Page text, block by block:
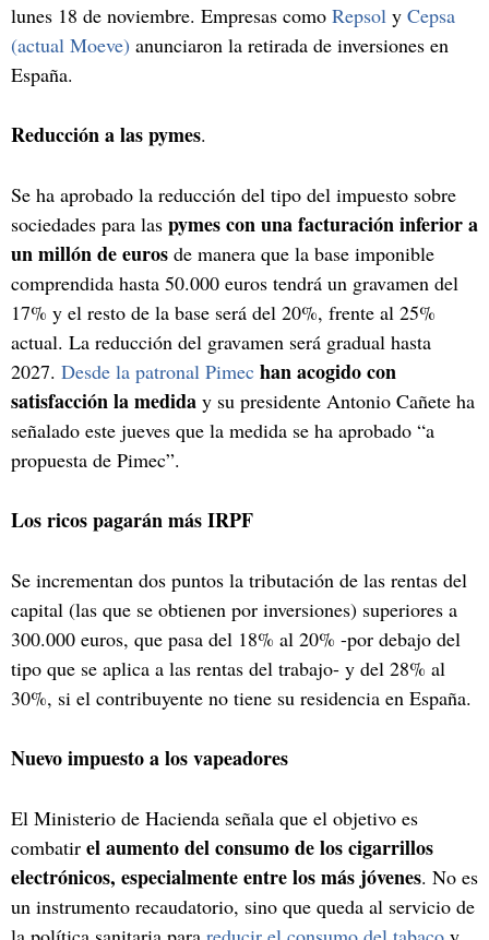
lunes 18 de noviembre. Empresas como Repsol y Cepsa
(actual Moeve) anunciaron la retirada de inversiones en
España.
Reducción a las pymes.
Se ha aprobado la reducción del tipo del impuesto sobre
sociedades para las pymes con una facturación inferior a
un millón de euros de manera que la base imponible
comprendida hasta 50.000 euros tendrá un gravamen del
17% y el resto de la base será del 20%, frente al 25%
actual. La reducción del gravamen será gradual hasta
2027. Desde la patronal Pimec han acogido con
satisfacción la medida y su presidente Antonio Cañete ha
señalado este jueves que la medida se ha aprobado “a
propuesta de Pimec”.
Los ricos pagarán más IRPF
Se incrementan dos puntos la tributación de las rentas del
capital (las que se obtienen por inversiones) superiores a
300.000 euros, que pasa del 18% al 20% -por debajo del
tipo que se aplica a las rentas del trabajo- y del 28% al
30%, si el contribuyente no tiene su residencia en España.
Nuevo impuesto a los vapeadores
El Ministerio de Hacienda señala que el objetivo es
combatir el aumento del consumo de los cigarrillos
electrónicos, especialmente entre los más jóvenes. No es
un instrumento recaudatorio, sino que queda al servicio de